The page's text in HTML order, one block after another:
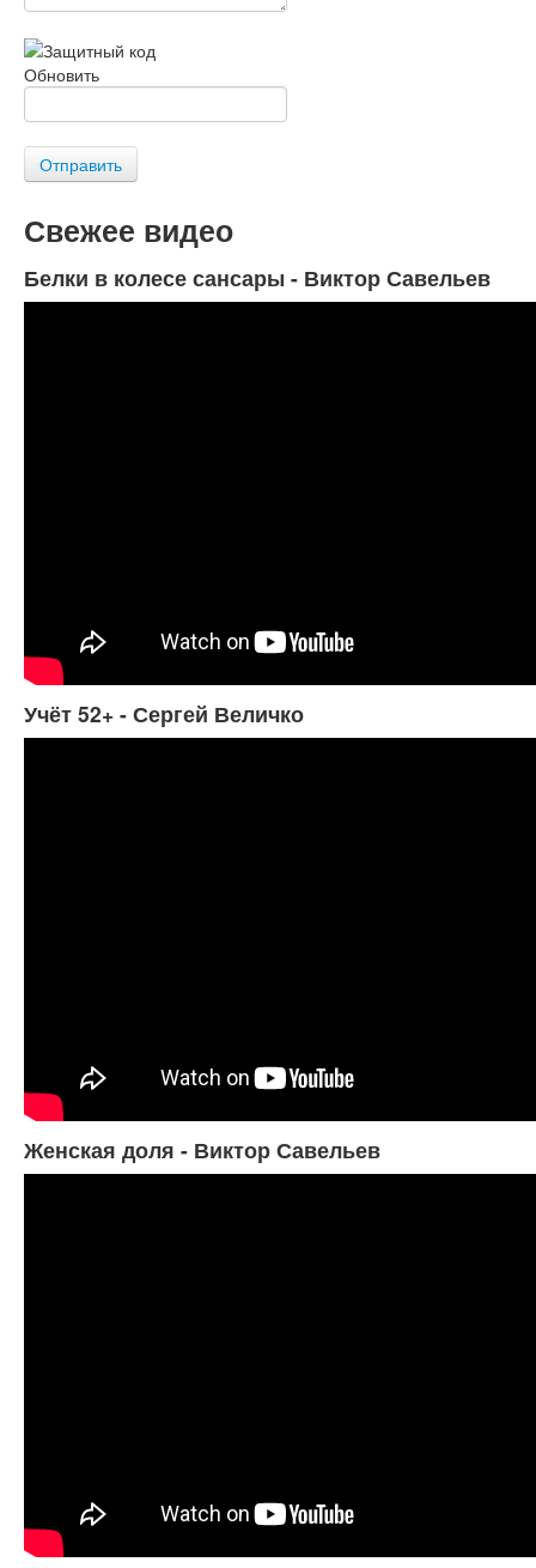
Обновить
Отправить
Свежее видео
Белки в колесе сансары - Виктор Савельев
Учёт 52+ - Сергей Величко
Женская доля - Виктор Савельев